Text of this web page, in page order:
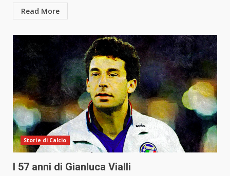
Read More
Storie di Calcio
I 57 anni di Gianluca Vialli